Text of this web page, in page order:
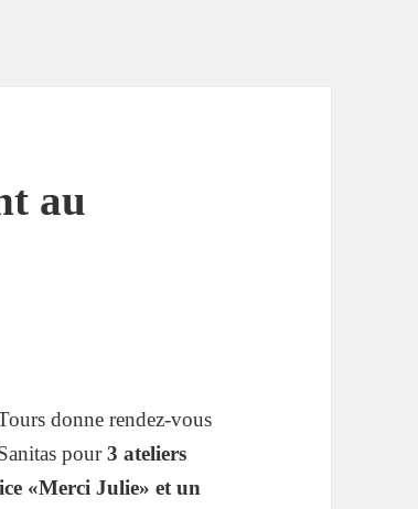
au
donne rendez-vous
pour3 ateliers
«Merci Julie» et un